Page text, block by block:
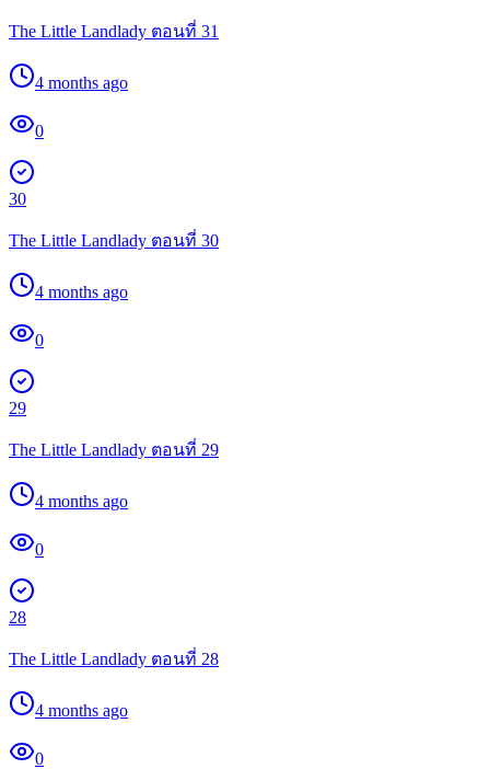
The Little Landlady ตอนที่ 31
4 months ago
0
30
The Little Landlady ตอนที่ 30
4 months ago
0
29
The Little Landlady ตอนที่ 29
4 months ago
0
28
The Little Landlady ตอนที่ 28
4 months ago
0